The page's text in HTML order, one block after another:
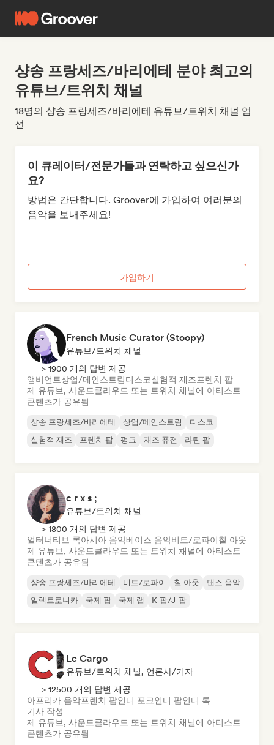
샹송 프랑세즈/바리에테 분야 최고의
유튜브/트위치 채널
18명의 샹송 프랑세즈/바리에테 유튜브/트위치 채널 엄
선
이 큐레이터/전문가들과 연락하고 싶으신가
요?
방법은 간단합니다. Groover에 가입하여 여러분의
음악을 보내주세요!
가입하기
French Music Curator (Stoopy)
유튜브/트위치 채널
> 1900 개의 답변 제공
앰비언트상업/메인스트림디스코실험적 재즈프렌치 팝
제 유튜브, 사운드클라우드 또는 트위치 채널에 아티스트
콘텐츠가 공유됨
샹송 프랑세즈/바리에테 상업/메인스트림
디스코
실험적 재즈
프렌치 팝 펑크 재즈 퓨전 라틴 팝
c r x s ;
유튜브/트위치 채널
> 1800 개의 답변 제공
얼터너티브 록아시아 음악베이스 음악비트/로파이칠 아웃
제 유튜브, 사운드클라우드 또는 트위치 채널에 아티스트
콘텐츠가 공유됨
샹송 프랑세즈/바리에테 비트/로파이 칠 아웃
댄스 음악
일렉트로니카
국제 팝 국제 랩 K-팝/J-팝
Le Cargo
유튜브/트위치 채널, 언론사/기자
> 12500 개의 답변 제공
아프리카 음악프렌치 팝인디 포크인디 팝인디 록
기사 작성
제 유튜브, 사운드클라우드 또는 트위치 채널에 아티스트
콘텐츠가 공유됨